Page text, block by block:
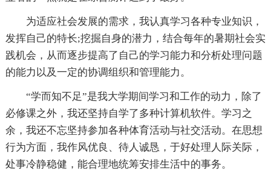
为适应社会发展的需求，我认真学习各种专业知识，
发挥自己的特长;挖掘自身的潜力，结合每年的暑期社会实
践机会，从而逐步提高了自己的学习能力和分析处理问题
的能力以及一定的协调组织和管理能力。
“学而知不足”是我大学期间学习和工作的动力，除了
必修课之外，我还坚持自学了多种计算机软件。学习之
余，我还不忘坚持参加各种体育活动与社交活动。在思想
行为方面，我作风优良、待人诚恳，于好处理人际关际，
处事冷静稳健，能合理地统筹安排生活中的事务。